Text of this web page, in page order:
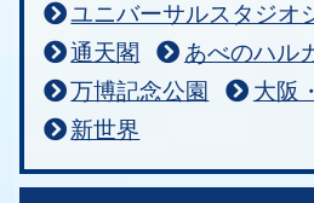
ユニバーサルスタジオ
通天閣
あべのハル
万博記念公園
大阪
新世界